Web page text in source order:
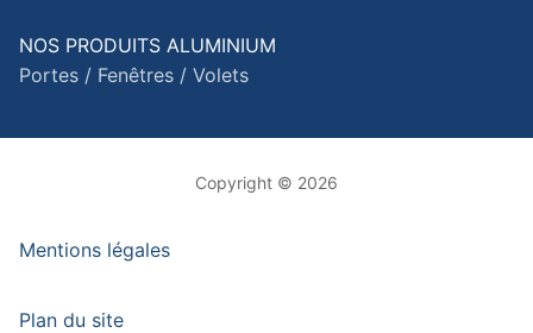
NOS PRODUITS ALUMINIUM
Portes / Fenêtres / Volets
Copyright © 2026
Mentions légales
Plan du site